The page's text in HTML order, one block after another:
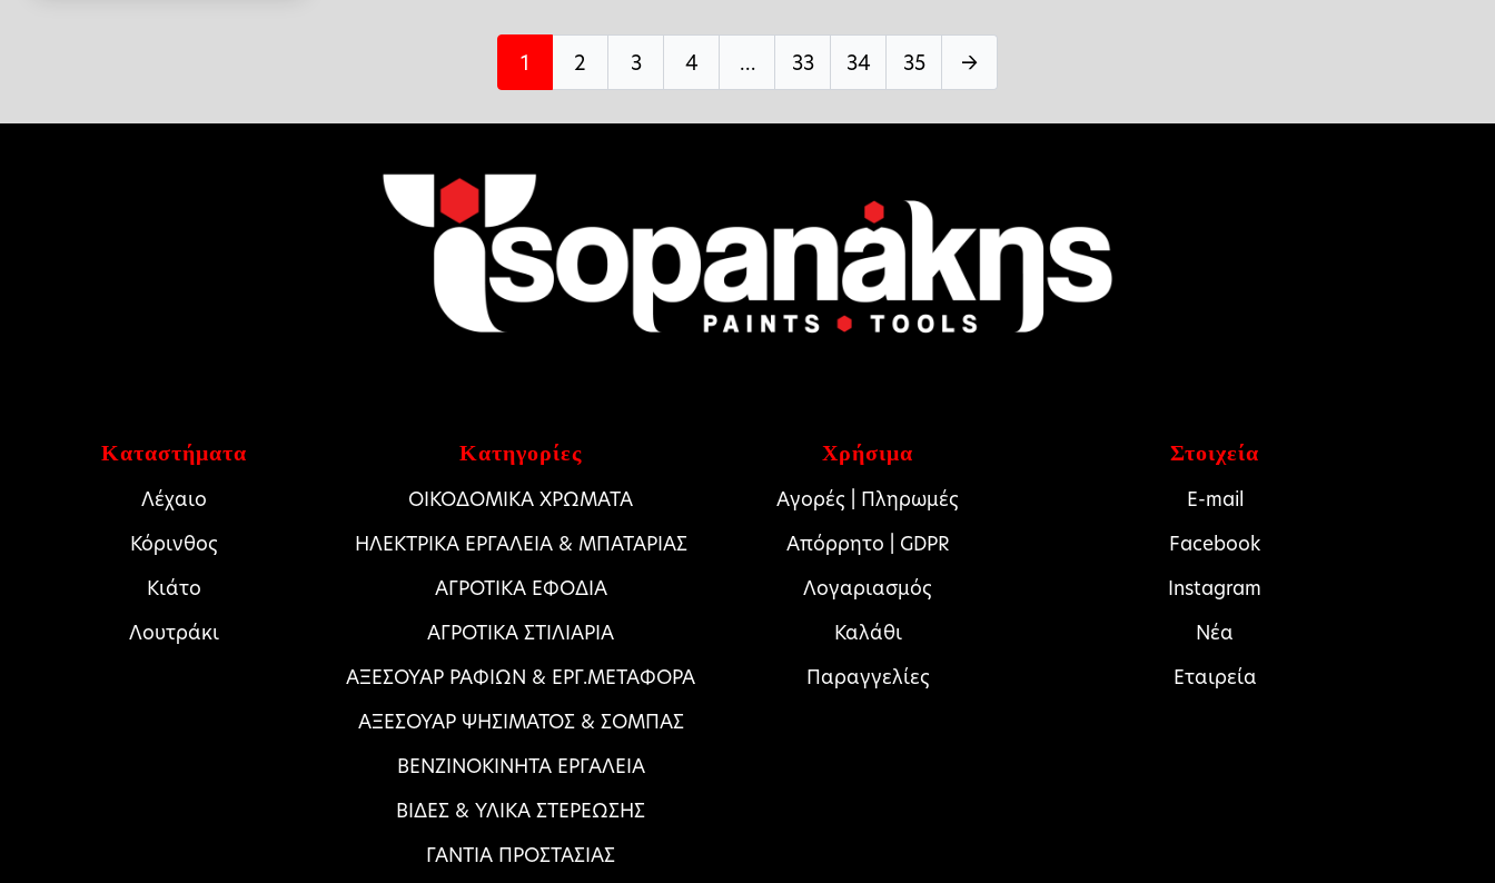
1 2 3 4 … 33 34 35 →
Καταστήματα
Λέχαιο
Κόρινθος
Κιάτο
Λουτράκι
Κατηγορίες
ΟΙΚΟΔΟΜΙΚΑ ΧΡΩΜΑΤΑ
HΛΕΚΤΡΙΚΑ ΕΡΓΑΛΕΙΑ & ΜΠΑΤΑΡΙΑΣ
ΑΓΡΟΤΙΚΑ ΕΦΟΔΙΑ
ΑΓΡΟΤΙΚΑ ΣΤΙΛΙΑΡΙΑ
ΑΞΕΣΟΥΑΡ ΡΑΦΙΩΝ & ΕΡΓ.ΜΕΤΑΦΟΡΑ
ΑΞΕΣΟΥΑΡ ΨΗΣΙΜΑΤΟΣ & ΣΟΜΠΑΣ
ΒΕΝΖΙΝΟΚΙΝΗΤΑ ΕΡΓΑΛΕΙΑ
ΒΙΔΕΣ & ΥΛΙΚΑ ΣΤΕΡΕΩΣΗΣ
ΓΑΝΤΙΑ ΠΡΟΣΤΑΣΙΑΣ
Χρήσιμα
Αγορές | Πληρωμές
Απόρρητο | GDPR
Λογαριασμός
Καλάθι
Παραγγελίες
Στοιχεία
E-mail
Facebook
Instagram
Νέα
Εταιρεία